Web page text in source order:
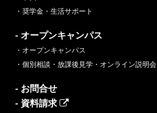
・奨学金・生活サポート
- オープンキャンパス
・オープンキャンパス
・個別相談・放課後見学・オンライン説明会
- お問合せ
- 資料請求